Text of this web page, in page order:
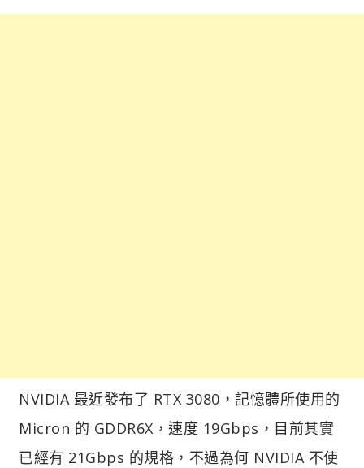
NVIDIA 最近發布了 RTX 3080，記憶體所使用的
Micron 的 GDDR6X，速度 19Gbps，目前其實
已經有 21Gbps 的規格，不過為何 NVIDIA 不使